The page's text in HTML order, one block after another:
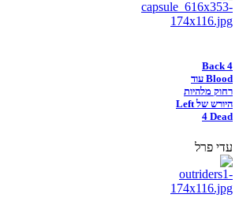
Back 4
Blood עוד
רחוק מלהיות
היורש של Left
4 Dead
עדי פרל